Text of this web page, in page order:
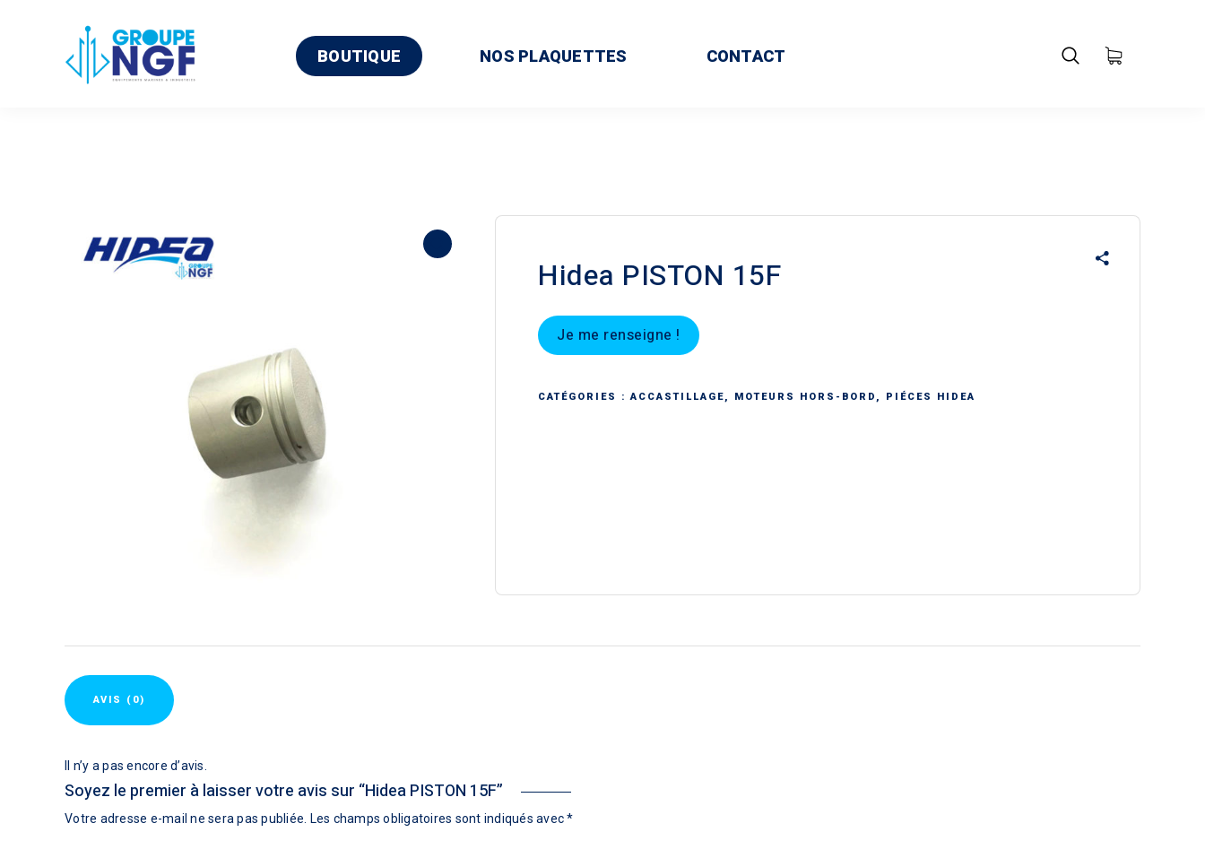
BOUTIQUE NOS PLAQUETTES CONTACT
Hidea PISTON 15F
Je me renseigne !
CATÉGORIES :ACCASTILLAGE, MOTEURS HORS-BORD , PIÉCES HIDEA
AVIS (0)
Il n’y a pas encore d’avis.
Soyez le premier à laisser votre avis sur “Hidea PISTON 15F”
Votre adresse e-mail ne sera pas publiée. Les champs obligatoires sont indiqués avec*